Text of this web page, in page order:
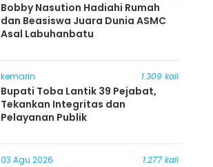
Bobby Nasution Hadiahi Rumah
dan Beasiswa Juara Dunia ASMC
Asal Labuhanbatu
kemarin 1.309 kali
Bupati Toba Lantik 39 Pejabat,
Tekankan Integritas dan
Pelayanan Publik
03 Agu 2026 1.277 kali